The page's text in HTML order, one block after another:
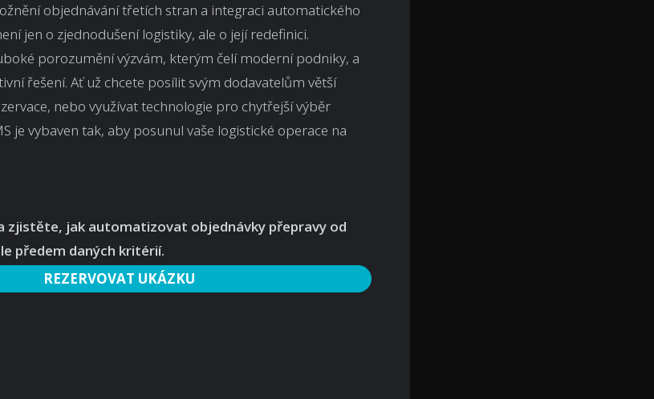
objednávání třetích stran a integraci automatického
jen o zjednodušení logistiky, ale o její redefinici.
porozumění výzvám, kterým čelí moderní podniky, a
řešení. Ať už chcete posílit svým dodavatelům větší
nebo využívat technologie pro chytřejší výběr
je vybaven tak, aby posunul vaše logistické operace na
zjistěte, jak automatizovat objednávky přepravy od
předem daných kritérií.
REZERVOVAT UKÁZKU